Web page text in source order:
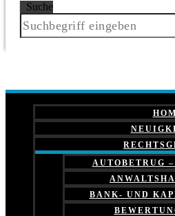
Suche
AUTOBETRUG
BANK- UND